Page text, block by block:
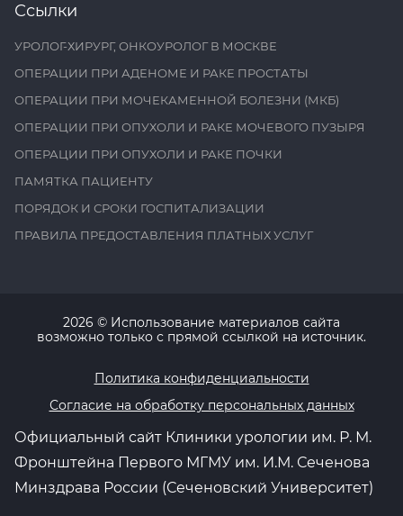
Ссылки
УРОЛОГ-ХИРУРГ, ОНКОУРОЛОГ В МОСКВЕ
ОПЕРАЦИИ ПРИ АДЕНОМЕ И РАКЕ ПРОСТАТЫ
ОПЕРАЦИИ ПРИ МОЧЕКАМЕННОЙ БОЛЕЗНИ (МКБ)
ОПЕРАЦИИ ПРИ ОПУХОЛИ И РАКЕ МОЧЕВОГО ПУЗЫРЯ
ОПЕРАЦИИ ПРИ ОПУХОЛИ И РАКЕ ПОЧКИ
ПАМЯТКА ПАЦИЕНТУ
ПОРЯДОК И СРОКИ ГОСПИТАЛИЗАЦИИ
ПРАВИЛА ПРЕДОСТАВЛЕНИЯ ПЛАТНЫХ УСЛУГ
2026 © Использование материалов сайта
возможно только с прямой ссылкой на источник.
Политика конфиденциальности
Согласие на обработку персональных данных
Официальный сайт Клиники урологии им. Р. М.
Фронштейна Первого МГМУ им. И.М. Сеченова
Минздрава России (Сеченовский Университет)